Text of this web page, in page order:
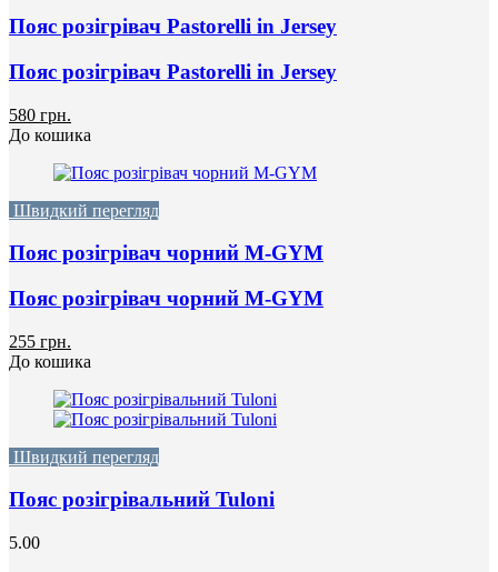
Пояс розігрівач Pastorelli in Jersey
Пояс розігрівач Pastorelli in Jersey
580 грн.
До кошика
Швидкий перегляд
Пояс розігрівач чорний М-GYM
Пояс розігрівач чорний М-GYM
255 грн.
До кошика
Швидкий перегляд
Пояс розігрівальний Tuloni
5.00